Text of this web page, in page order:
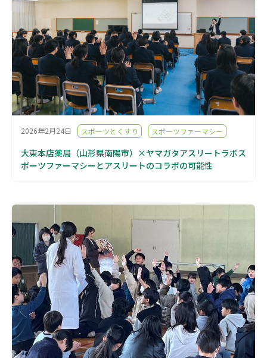
2026年2月24日 スポーツとくすり スポーツファーマシー
大東本店薬局（山形県南陽市）×ヤマガタアスリートラボス
ポーツファーマシーとアスリートのコラボの可能性